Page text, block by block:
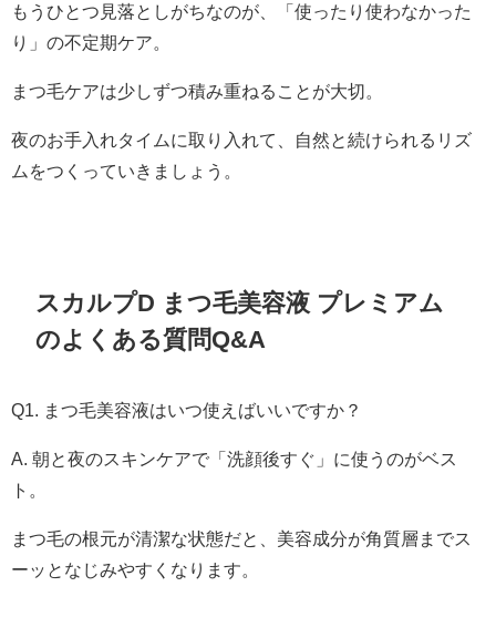
もうひとつ見落としがちなのが、「使ったり使わなかった
り」の不定期ケア。
まつ毛ケアは少しずつ積み重ねることが大切。
夜のお手入れタイムに取り入れて、自然と続けられるリズ
ムをつくっていきましょう。
スカルプD まつ毛美容液 プレミアム
のよくある質問Q&A
Q1. まつ毛美容液はいつ使えばいいですか？
A. 朝と夜のスキンケアで「洗顔後すぐ」に使うのがベス
ト。
まつ毛の根元が清潔な状態だと、美容成分が角質層までス
ーッとなじみやすくなります。